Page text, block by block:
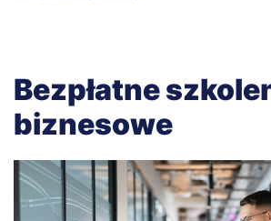
Bezpłatne
biznesowe